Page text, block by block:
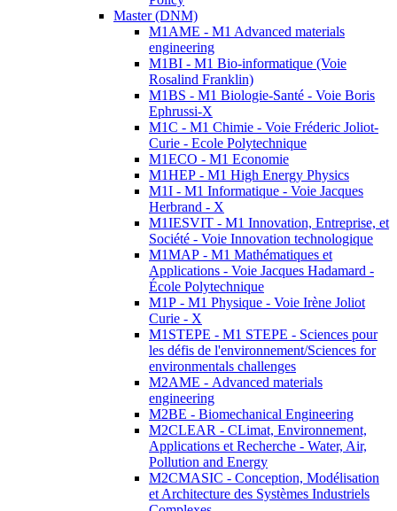
Master (DNM)
M1AME - M1 Advanced materials
engineering
M1BI - M1 Bio-informatique (Voie
Rosalind Franklin)
M1BS - M1 Biologie-Santé - Voie Boris
Ephrussi-X
M1C - M1 Chimie - Voie Fréderic Joliot-
Curie - Ecole Polytechnique
M1ECO - M1 Economie
M1HEP - M1 High Energy Physics
M1I - M1 Informatique - Voie Jacques
Herbrand - X
M1IESVIT - M1 Innovation, Entreprise, et
Société - Voie Innovation technologique
M1MAP - M1 Mathématiques et
Applications - Voie Jacques Hadamard -
École Polytechnique
M1P - M1 Physique - Voie Irène Joliot
Curie - X
M1STEPE - M1 STEPE - Sciences pour
les défis de l'environnement/Sciences for
environmentals challenges
M2AME - Advanced materials
engineering
M2BE - Biomechanical Engineering
M2CLEAR - CLimat, Environnement,
Applications et Recherche - Water, Air,
Pollution and Energy
M2CMASIC - Conception, Modélisation
et Architecture des Systèmes Industriels